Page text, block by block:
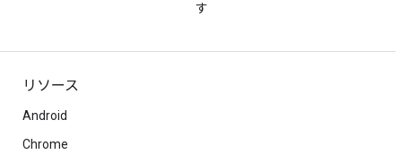
す
リソース
Android
Chrome